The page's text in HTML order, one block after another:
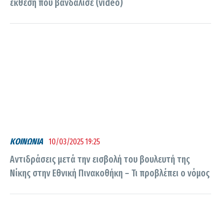
έκθεση που βανδάλισε (video)
ΚΟΙΝΩΝΙΑ 10/03/2025 19:25
Αντιδράσεις μετά την εισβολή του βουλευτή της
Νίκης στην Εθνική Πινακοθήκη – Τι προβλέπει ο νόμος